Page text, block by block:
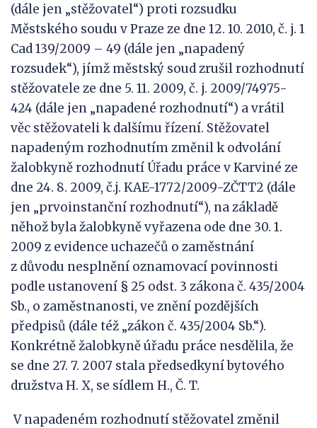
(dále jen „stěžovatel“) proti rozsudku
Městského soudu v Praze ze dne 12. 10. 2010, č. j. 1
Cad 139/2009 – 49 (dále jen „napadený
rozsudek“), jímž městský soud zrušil rozhodnutí
stěžovatele ze dne 5. 11. 2009, č. j. 2009/74975-
424 (dále jen „napadené rozhodnutí“) a vrátil
věc stěžovateli k dalšímu řízení. Stěžovatel
napadeným rozhodnutím změnil k odvolání
žalobkyně rozhodnutí Úřadu práce v Karviné ze
dne 24. 8. 2009, č.j. KAE-1772/2009-ZČTT2 (dále
jen „prvoinstanční rozhodnutí“), na základě
něhož byla žalobkyně vyřazena ode dne 30. 1.
2009 z evidence uchazečů o zaměstnání
z důvodu nesplnění oznamovací povinnosti
podle ustanovení § 25 odst. 3 zákona č. 435/2004
Sb., o zaměstnanosti, ve znění pozdějších
předpisů (dále též „zákon č. 435/2004 Sb.“).
Konkrétně žalobkyně úřadu práce nesdělila, že
se dne 27. 7. 2007 stala předsedkyní bytového
družstva H. X, se sídlem H., Č. T.
V napadeném rozhodnutí stěžovatel změnil